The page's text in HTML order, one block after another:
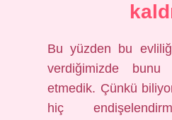
Bu yüzden bu
verdiğimizde bunu
etmedik. Çünkü
hiç